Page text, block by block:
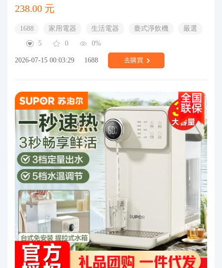
238.00 元
1688 家用電器 生活電器 臺式淨飲機
嚴選
5
0 0%
2026-07-15 00:03:29 1688 去購買